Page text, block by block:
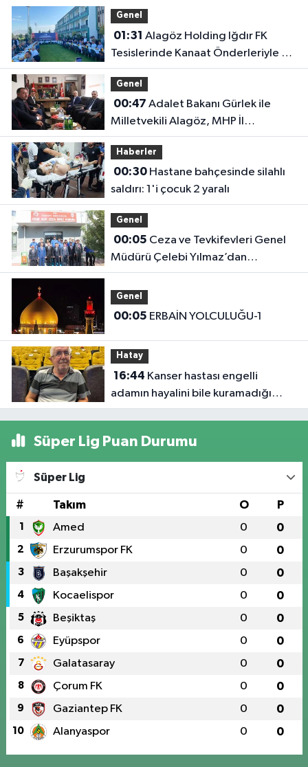
Genel
01:31
Tesislerinde Kanaat Önderleriyle Bir
Araya Geldiler
Genel
00:47
Milletvekili Alagöz, MHP İl
Başkanlığını Ziyaret Etti
Haberler
00:30Hastane bahçesinde silahlı
saldırı: 1'i çocuk 2 yaralı
Genel
00:05
Müdürü Çelebi Yılmaz’dan
Iğdır’daki Kurumlara Ziyaret ve
Üretim İncelemesi
Genel
00:05 ERBAİN YOLCULUĞU-1
Hatay
16:44
adamın hayalini bile kuramadığı
evine kavuşunca döktüğü gözyaşı
Süper Lig Puan Durumu
Süper Lig
# Takım O P
1 Amed 0 0
2 Erzurumspor FK 0 0
3 Başakşehir 0 0
4 Kocaelispor 0 0
5 Beşiktaş 0 0
6 Eyüpspor 0 0
7 Galatasaray 0 0
8 Çorum FK 0 0
9 Gaziantep FK 0 0
10 Alanyaspor 0 0